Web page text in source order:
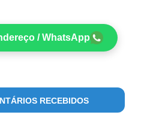
/ WhatsApp
RECEBIDOS